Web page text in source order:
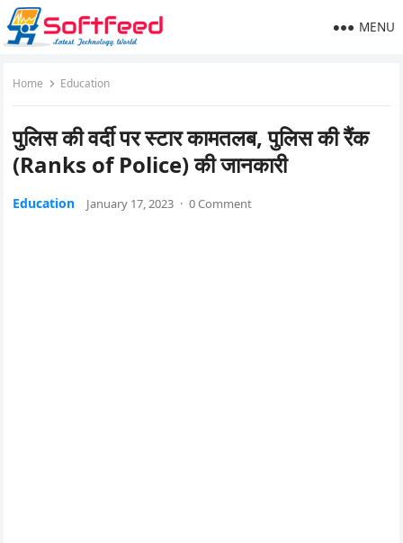
MENU
Home Education
पुलिस की वर्दी पर स्टार कामतलब, पुलिस की रैंक
(Ranks of Police) की जानकारी
Education January 17, 2023 · 0 Comment